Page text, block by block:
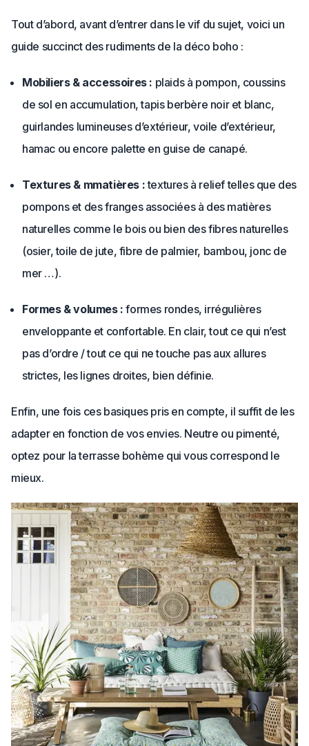
Tout d’abord, avant d’entrer dans le vif du sujet, voici un
guide succinct des rudiments de la déco boho :
Mobiliers & accessoires : plaids à pompon, coussins
de sol en accumulation, tapis berbère noir et blanc,
guirlandes lumineuses d’extérieur, voile d’extérieur,
hamac ou encore palette en guise de canapé.
Textures & mmatières :textures à relief telles que des
pompons et des franges associées à des matières
naturelles comme le bois ou bien des fibres naturelles
(osier, toile de jute, fibre de palmier, bambou, jonc de
mer …).
Formes & volumes : formes rondes, irrégulières
enveloppante et confortable. En clair, tout ce qui n’est
pas d’ordre / tout ce qui ne touche pas aux allures
strictes, les lignes droites, bien définie.
Enfin, une fois ces basiques pris en compte, il suffit de les
adapter en fonction de vos envies. Neutre ou pimenté,
optez pour la terrasse bohème qui vous correspond le
mieux.